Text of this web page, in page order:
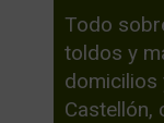
Todo
toldos y
domicilios
Castellón,